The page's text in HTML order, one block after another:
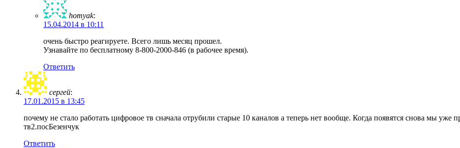
homyak:
15.04.2014 в 10:11
очень быстро реагируете. Всего лишь месяц прошел.
Узнавайте по бесплатному 8-800-2000-846 (в рабочее время).
Ответить
сергей:
17.01.2015 в 13:45
почему не стало работать цифровое тв сначала отрубили старые 10 каналов а теперь нет вообще. Когда появятся снова мы уже
тв2.посБезенчук
Ответить